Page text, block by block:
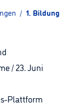
/ 1.
/ 23. Juni
Plattform